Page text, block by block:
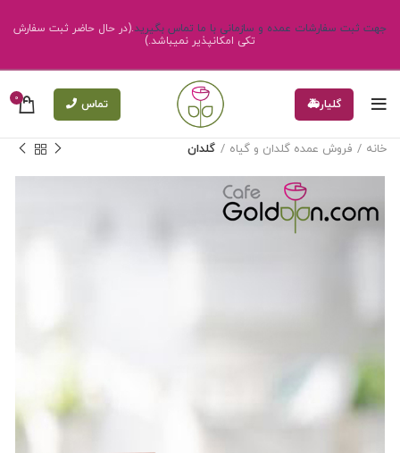
جهت ثبت سفارشات عمده و سازمانی با ما تماس بگیرید.(در حال حاضر ثبت سفارش
تکی امکانپذیر نمیباشد.)
گلیار🚑 تماس 0
خانه فروش عمده گلدان و گیاه گلدان